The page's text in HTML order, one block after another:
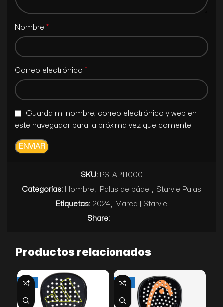
Nombre *
Correo electrónico *
Guarda mi nombre, correo electrónico y web en
este navegador para la próxima vez que comente.
SKU: PSTAP11000
Categorías: Hombre Palas de pádel
Starvie Palas
Etiquetas: 2024
Marca | Starvie
Share:
Productos relacionados
-60% -44%